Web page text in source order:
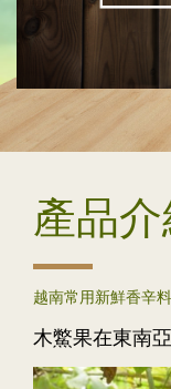
產品介
越南常用新鮮香辛
木鱉果在東南